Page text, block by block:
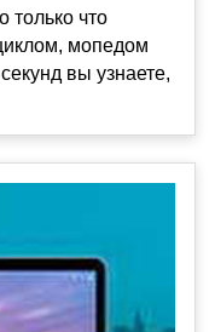
только что
мопедом
вы узнаете,